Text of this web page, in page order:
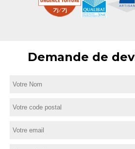
Demande de